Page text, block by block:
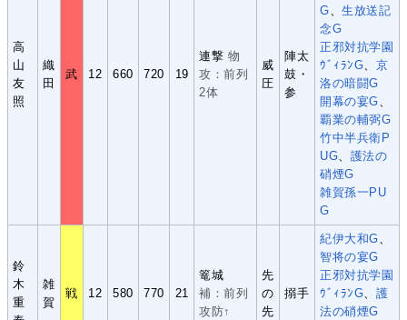
高
山
友
照
織
田
武 12 660 720 19
連撃 物
攻：前列
2体
威
圧
陣太
鼓・
参
G 、生放送記
念G
正邪対抗学園
ｳﾞｨﾗﾝG
京
洛の暗闘G
開幕の宴G
覇業の輔弼G
竹中半兵衛P
UG
護法の
硝煙G
雑賀孫一PU
G
鈴
木
重
雑
賀
戦 12 580 770 21
篭城
補：前列
攻防↑
先
の
先
搦手
紀伊大和G
智将の宴G
正邪対抗学園
ｳﾞｨﾗﾝG
護
法の硝煙G